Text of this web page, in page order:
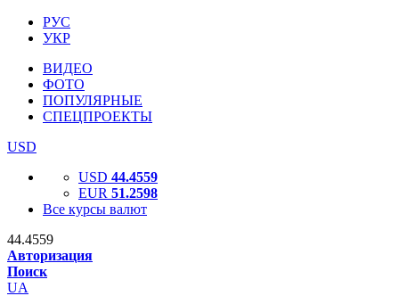
РУС
УКР
ВИДЕО
ФОТО
ПОПУЛЯРНЫЕ
СПЕЦПРОЕКТЫ
USD
USD 44.4559
EUR 51.2598
Все курсы валют
44.4559
Авторизация
Поиск
UA